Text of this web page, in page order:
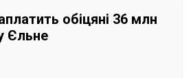
обіцяні 36 млн
Єльне